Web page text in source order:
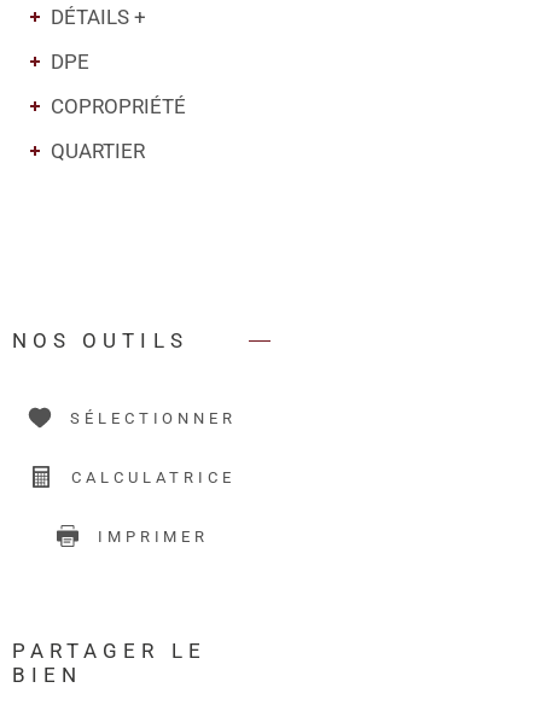
DÉTAILS +
DPE
COPROPRIÉTÉ
QUARTIER
NOS OUTILS
SÉLECTIONNER
CALCULATRICE
IMPRIMER
PARTAGER LE
BIEN